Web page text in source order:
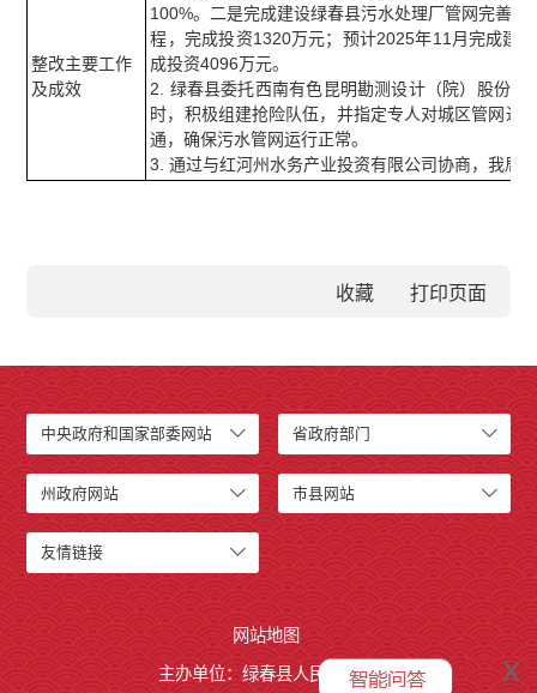
整改主要工作
及成效
100%。二是完成建设绿春县污水处理厂管网完善
程，完成投资1320万元；预计2025年11月完成建
成投资4096万元。
2. 绿春县委托西南有色昆明勘测设计（院）股份
时，积极组建抢险队伍，并指定专人对城区管网进
通，确保污水管网运行正常。
3. 通过与红河州水务产业投资有限公司协商，我局
收藏
中央政府和国家部委网站 省政府部门
州政府网站 市县网站
友情链接
x
网站地图
主办单位：绿春县人民政府